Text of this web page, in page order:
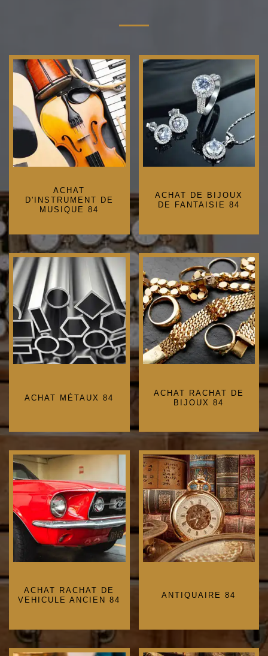
ACHAT
D'INSTRUMENT DE
MUSIQUE 84
ACHAT DE BIJOUX
DE FANTAISIE 84
ACHAT MÉTAUX 84
ACHAT RACHAT DE
BIJOUX 84
ACHAT RACHAT DE
VEHICULE ANCIEN 84
ANTIQUAIRE 84